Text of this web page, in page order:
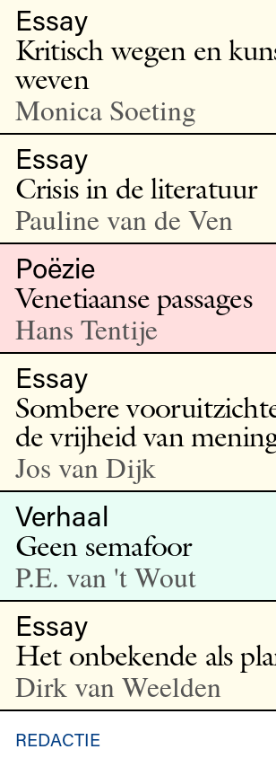
Essay
Kritisch wegen en
weven
Monica Soeting
Essay
Crisis in de literatuur
Pauline van de Ven
Poëzie
Venetiaanse passages
Hans Tentije
Essay
Sombere
de vrijheid van
Jos van Dijk
Verhaal
Geen semafoor
P.E. van 't Wout
Essay
Het onbekende als
Dirk van Weelden
REDACTIE